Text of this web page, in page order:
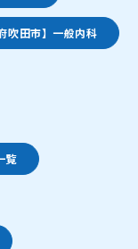
吹田市】一般内科
覧